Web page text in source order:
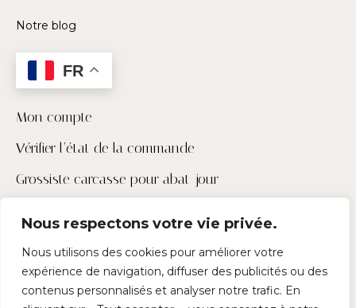
Nous respectons votre vie privée.
Nous utilisons des cookies pour améliorer votre
expérience de navigation, diffuser des publicités ou des
contenus personnalisés et analyser notre trafic. En
Notre blog
FR
Mon compte
Vérifier l’état de la commande
Grossiste carcasse pour abat-jour
Suivez-nous